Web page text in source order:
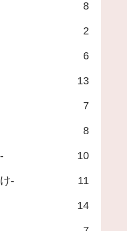
8
2
6
13
7
8
10
- 11
14